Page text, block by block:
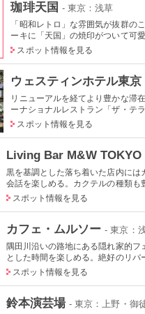
珈琲天国 - 東京：浅草
「昭和レトロ」な雰囲気が抜群の
ーキに「天国」の焼印がついて可
スポット情報を見る
ウェスティンホテル東
リニューアルを経てより豊かな滞
ーナショナルレストラン「ザ・テ
スポット情報を見る
Living Bar M&W TOKYO
黒を基調とした落ち着いた店内には
会話を楽しめる。カクテルの種類も
スポット情報を見る
カフェ・ムルソー - 東京：
隅田川沿いの路地にある隠れ家的フ
とした時間を楽しめる。絶好のリバ
スポット情報を見る
鈴本演芸場 - 東京：上野・御